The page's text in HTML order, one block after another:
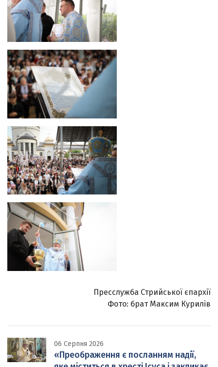
Пресслужба Стрийської єпархії
Фото: брат Максим Курилів
06 Серпня 2026
«Преображення є посланням надії,